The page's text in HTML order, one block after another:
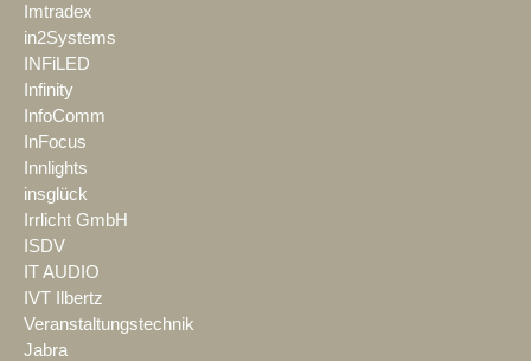
Imtradex
in2Systems
INFiLED
Infinity
InfoComm
InFocus
Innlights
insglück
Irrlicht GmbH
ISDV
IT AUDIO
IVT Ilbertz
Veranstaltungstechnik
Jabra